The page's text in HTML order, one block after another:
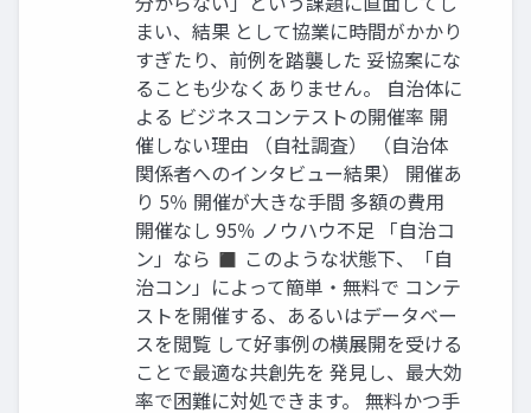
まい、結果 として協業に時間がかかり
すぎたり、前例を踏襲した 妥協案にな
ることも少なくありません。 自治体に
よる ビジネスコンテストの開催率 開
催しない理由 （自社調査） （自治体
関係者へのインタビュー結果） 開催あ
り 5％ 開催が大きな手間 多額の費用
開催なし 95％ ノウハウ不足 「自治コ
ン」なら ◼ このような状態下、「自
治コン」によって簡単・無料で コンテ
ストを開催する、あるいはデータベー
スを閲覧 して好事例の横展開を受ける
ことで最適な共創先を 発見し、最大効
率で困難に対処できます。 無料かつ手